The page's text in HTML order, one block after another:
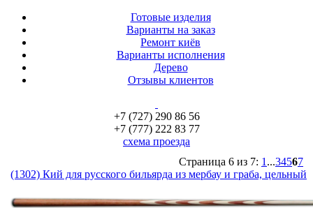
Готовые изделия
Варианты на заказ
Ремонт киёв
Варианты исполнения
Дерево
Отзывы клиентов
+7 (727) 290 86 56
+7 (777) 222 83 77
схема проезда
Страница 6 из 7: 1 ...34567
(1302) Кий для русского бильярда из мербау и граба, цельный